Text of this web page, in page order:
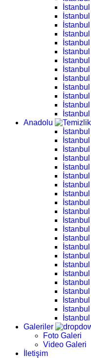
Anadolu
Galeriler
Foto Galeri
Video Galeri
İletişim